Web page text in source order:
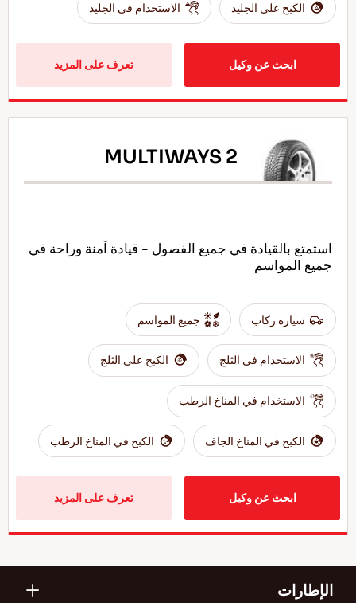
الكبح على الجليد الاستخدام في الجليد
ابحث عن وكيل تعرف على المزيد
MULTIWAYS 2
استمتع بالقيادة في جميع الفصول - قيادة آمنة وراحة في
جميع المواسم
سيارة ركاب جميع المواسم
الاستخدام في الثلج الكبح على الثلج
الاستخدام في المناخ الرطب
الكبح في المناخ الجاف الكبح في المناخ الرطب
ابحث عن وكيل تعرف على المزيد
الإطارات